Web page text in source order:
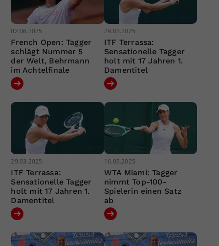
02.06.2025
French Open: Tagger
schlägt Nummer 5
der Welt, Behrmann
im Achtelfinale
29.03.2025
ITF Terrassa:
Sensationelle Tagger
holt mit 17 Jahren 1.
Damentitel
29.03.2025
ITF Terrassa:
Sensationelle Tagger
holt mit 17 Jahren 1.
Damentitel
16.03.2025
WTA Miami: Tagger
nimmt Top-100-
Spielerin einen Satz
ab